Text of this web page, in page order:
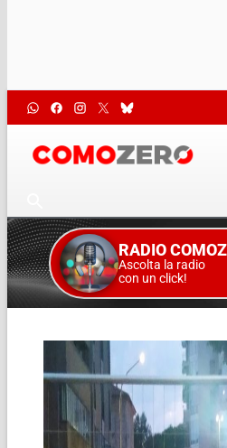
RADIO
Ascolta la radio
con un click!